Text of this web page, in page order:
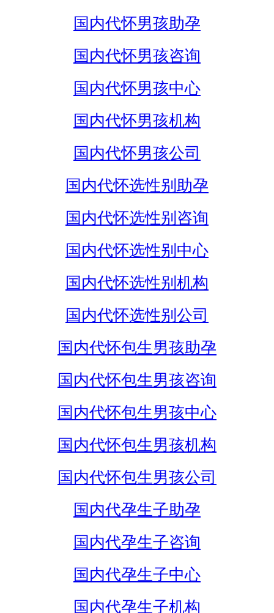
国内代怀男孩助孕
国内代怀男孩咨询
国内代怀男孩中心
国内代怀男孩机构
国内代怀男孩公司
国内代怀选性别助孕
国内代怀选性别咨询
国内代怀选性别中心
国内代怀选性别机构
国内代怀选性别公司
国内代怀包生男孩助孕
国内代怀包生男孩咨询
国内代怀包生男孩中心
国内代怀包生男孩机构
国内代怀包生男孩公司
国内代孕生子助孕
国内代孕生子咨询
国内代孕生子中心
国内代孕生子机构